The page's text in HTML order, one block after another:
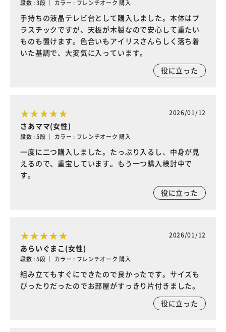
段数 : 3段 ｜ カラー : フレンチオーク 購入
手持ちの液晶テレビ台として購入しました。本体はプ
ラスチックですが、天板が木製なので安心して重たい
ものも置けます。色合いもアイリスさんらしく落ち着
いた基調で、大変気に入っています。
役に立った
2026/01/12
さあママ(女性)
段数 : 5段 ｜ カラー : フレンチオーク 購入
一度に二つ購入しました。たっぷり入るし、中身が見
えるので、重宝しています。もう一つ購入検討中で
す。
役に立った
2026/01/12
あらいぐまこ(女性)
段数 : 5段 ｜ カラー : フレンチオーク 購入
組み立てもすぐにできたので良かったです。サイズも
ぴったりだったのでお部屋がすっきり片付きました。
役に立った